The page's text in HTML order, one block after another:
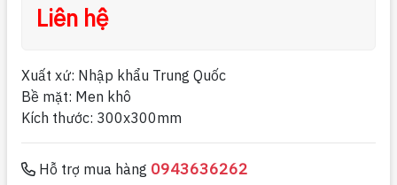
Liên hệ
Xuất xứ: Nhập khẩu Trung Quốc
Bề mặt: Men khô
Kích thước: 300x300mm
Hỗ trợ mua hàng 0943636262